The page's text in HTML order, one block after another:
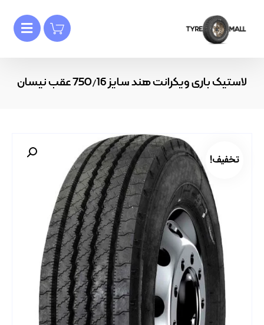
لاستیک باری ویکرانت هند سایز 750/16 عقب نیسان
تخفیف!